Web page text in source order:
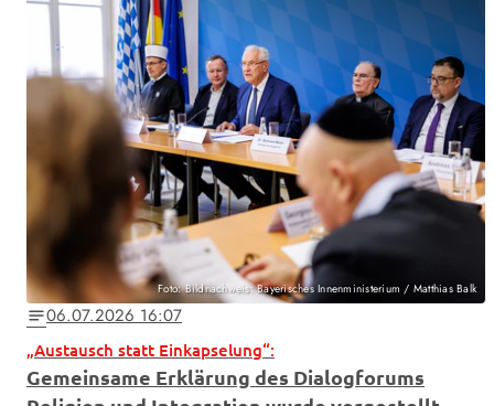
Foto: Bildnachweis: Bayerisches Innenministerium / Matthias Balk
notes06.07.2026 16:07
„Austausch statt Einkapselung“:
Gemeinsame Erklärung des Dialogforums